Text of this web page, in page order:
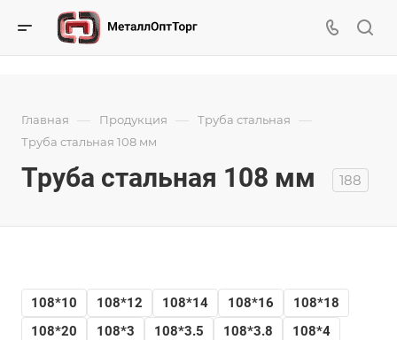
Главная — Продукция — Труба стальная —
Труба стальная 108 мм
Труба стальная 108 мм 188
108*10 108*12 108*14 108*16
108*18
108*20
108*3 108*3.5 108*3.8
108*4